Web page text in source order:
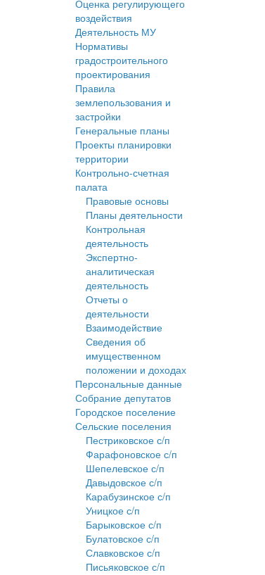
Оценка регулирующего
воздействия
Деятельность МУ
Нормативы
градостроительного
проектирования
Правила
землепользования и
застройки
Генеральные планы
Проекты планировки
территории
Контрольно-счетная
палата
Правовые основы
Планы деятельности
Контрольная
деятельность
Экспертно-
аналитическая
деятельность
Отчеты о
деятельности
Взаимодействие
Сведения об
имущественном
положении и доходах
Персональные данные
Собрание депутатов
Городское поселение
Сельские поселения
Пестриковское с/п
Фарафоновское с/п
Шепелевское с/п
Давыдовское с/п
Карабузинское с/п
Уницкое с/п
Барыковское с/п
Булатовское с/п
Славковское с/п
Письяковское с/п